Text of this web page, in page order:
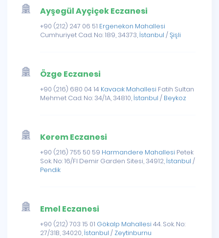
Ayşegül Ayçiçek Eczanesi
+90 (212) 247 06 51 Ergenekon Mahallesi
Cumhuriyet Cad. No: 189, 34373, İstanbul /Şişli
Özge Eczanesi
+90 (216) 680 04 14 Kavacık Mahallesi Fatih Sultan
Mehmet Cad. No: 34/1A, 34810, İstanbul / Beykoz
Kerem Eczanesi
+90 (216) 755 50 59 Harmandere Mahallesi Petek
Sok. No: 16/Fl Demir Garden Sitesi, 34912, İstanbul /
Pendik
Emel Eczanesi
+90 (212) 703 15 01 Gökalp Mahallesi 44. Sok. No:
27/31B, 34020, İstanbul / Zeytinburnu